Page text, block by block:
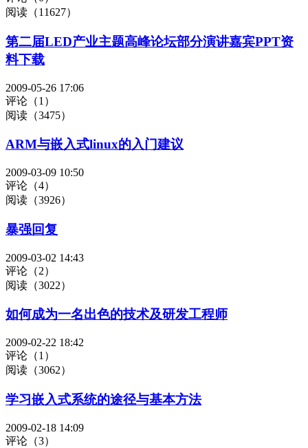
阅读（11627）
第二届LED产业主题高峰论坛部分演讲嘉宾PPT资
料下载
2009-05-26 17:06
评论（1）
阅读（3475）
ARM与嵌入式linux的入门建议
2009-03-09 10:50
评论（4）
阅读（3926）
暴强回复
2009-03-02 14:43
评论（2）
阅读（3022）
如何成为一名出色的技术及研发工程师
2009-02-22 18:42
评论（1）
阅读（3062）
学习嵌入式系统的途径与基本方法
2009-02-18 14:09
评论（3）